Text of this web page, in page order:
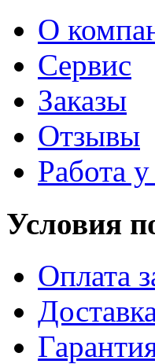
О
Сервис
Заказы
Отзывы
Работа
Условия
Оплата